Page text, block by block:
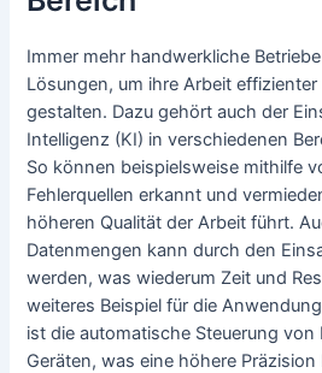
Immer mehr handwerkliche
Lösungen, um ihre Arbeit
gestalten. Dazu gehört auch der
Intelligenz (KI) in verschiedenen
So können beispielsweise mithilfe
Fehlerquellen erkannt und
höheren Qualität der Arbeit führt.
Datenmengen kann durch den
werden, was wiederum Zeit und
weiteres Beispiel für die
ist die automatische Steuerung von
Geräten, was eine höhere Präzision